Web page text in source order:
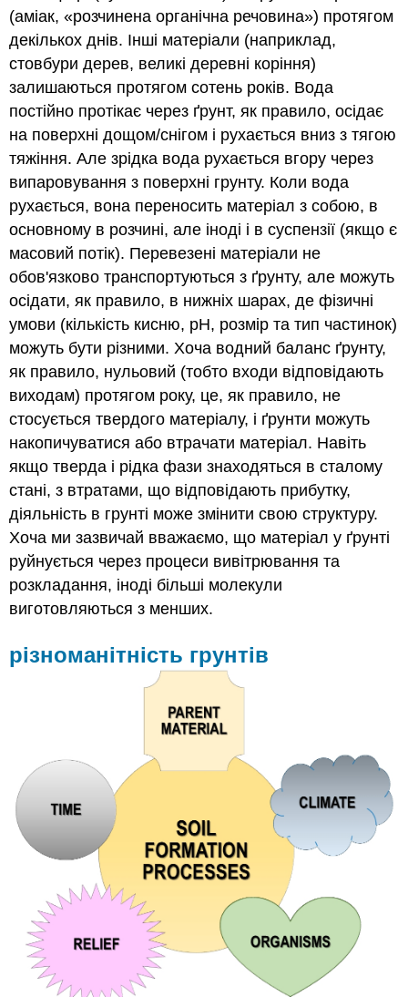
(аміак, «розчинена органічна речовина») протягом
декількох днів. Інші матеріали (наприклад,
стовбури дерев, великі деревні коріння)
залишаються протягом сотень років. Вода
постійно протікає через ґрунт, як правило, осідає
на поверхні дощом/снігом і рухається вниз з тягою
тяжіння. Але зрідка вода рухається вгору через
випаровування з поверхні грунту. Коли вода
рухається, вона переносить матеріал з собою, в
основному в розчині, але іноді і в суспензії (якщо є
масовий потік). Перевезені матеріали не
обов'язково транспортуються з ґрунту, але можуть
осідати, як правило, в нижніх шарах, де фізичні
умови (кількість кисню, рН, розмір та тип частинок)
можуть бути різними. Хоча водний баланс ґрунту,
як правило, нульовий (тобто входи відповідають
виходам) протягом року, це, як правило, не
стосується твердого матеріалу, і ґрунти можуть
накопичуватися або втрачати матеріал. Навіть
якщо тверда і рідка фази знаходяться в сталому
стані, з втратами, що відповідають прибутку,
діяльність в грунті може змінити свою структуру.
Хоча ми зазвичай вважаємо, що матеріал у ґрунті
руйнується через процеси вивітрювання та
розкладання, іноді більші молекули
виготовляються з менших.
різноманітність грунтів